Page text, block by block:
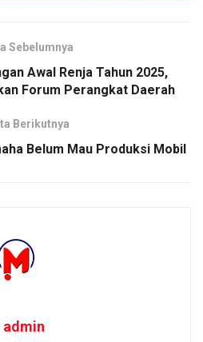
Sebelumnya
Awal Renja Tahun 2025,
Forum Perangkat Daerah
Berikutnya
Belum Mau Produksi Mobil
admin